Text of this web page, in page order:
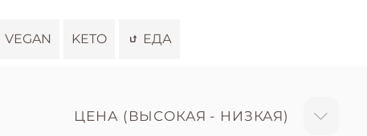
VEGAN KETO ЕДА
ЦЕНА (ВЫСОКАЯ - НИЗКАЯ)